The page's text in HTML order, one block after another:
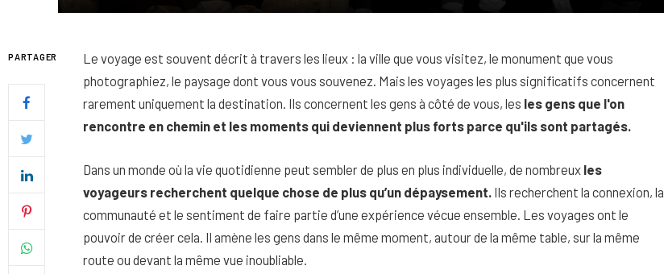
PARTAGER
Le voyage est souvent décrit à travers les lieux : la ville que vous visitez, le monument que vous
photographiez, le paysage dont vous vous souvenez. Mais les voyages les plus significatifs concernent
rarement uniquement la destination. Ils concernent les gens à côté de vous, les les gens que l'on
rencontre en chemin et les moments qui deviennent plus forts parce qu'ils sont partagés.
Dans un monde où la vie quotidienne peut sembler de plus en plus individuelle, de nombreux les
voyageurs recherchent quelque chose de plus qu’un dépaysement. Ils recherchent la connexion, la
communauté et le sentiment de faire partie d’une expérience vécue ensemble. Les voyages ont le
pouvoir de créer cela. Il amène les gens dans le même moment, autour de la même table, sur la même
route ou devant la même vue inoubliable.